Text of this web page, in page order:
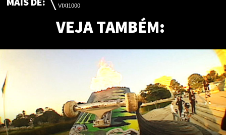
VIXI1000
VEJA TAMBÉM: